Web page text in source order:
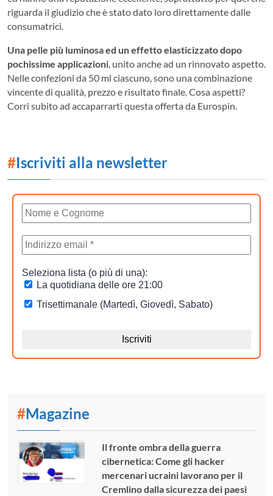
riguarda il giudizio che è stato dato loro direttamente dalle
consumatrici.
Una pelle più luminosa ed un effetto elasticizzato dopo
pochissime applicazioni, unito anche ad un rinnovato aspetto.
Nelle confezioni da 50 ml ciascuno, sono una combinazione
vincente di qualità, prezzo e risultato finale. Cosa aspetti?
Corri subito ad accaparrarti questa offerta da Eurospin.
#Iscriviti alla newsletter
#Magazine
Il fronte ombra della guerra
cibernetica: Come gli hacker
mercenari ucraini lavorano per il
Cremlino dalla sicurezza dei paesi